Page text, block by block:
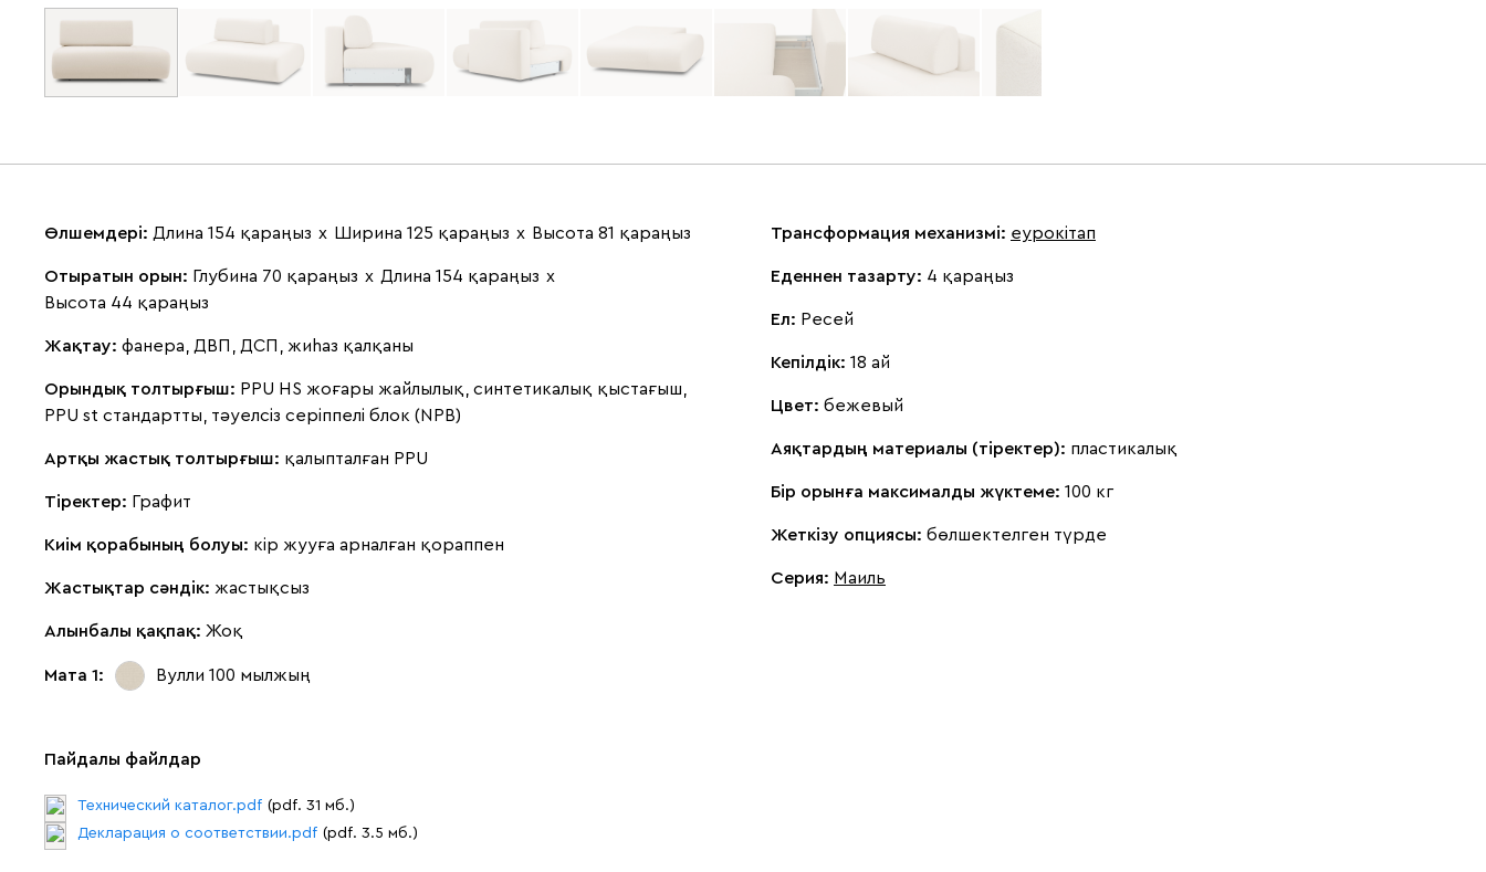
Өлшемдері: Длина 154 қараңыз х Ширина 125 қараңыз х Высота 81 қараңыз
Отыратын орын: Глубина 70 қараңыз х Длина 154 қараңыз х
Высота 44 қараңыз
Жақтау: фанера, ДВП, ДСП, жиһаз қалқаны
Орындық толтырғыш: PPU HS жоғары жайлылық, синтетикалық қыстағыш,
PPU st стандартты, тәуелсіз серіппелі блок (NPB)
Артқы жастық толтырғыш: қалыпталған PPU
Тіректер: Графит
Киім қорабының болуы: кір жууға арналған қораппен
Жастықтар сәндік: жастықсыз
Алынбалы қақпақ: Жоқ
Мата 1: Вулли 100 мылжың
Трансформация механизмі: еурокітап
Еденнен тазарту: 4 қараңыз
Ел: Ресей
Кепілдік: 18 ай
Цвет: бежевый
Аяқтардың материалы (тіректер): пластикалық
Бір орынға максималды жүктеме: 100 кг
Жеткізу опциясы: бөлшектелген түрде
Серия: Маиль
Пайдалы файлдар
Технический каталог.pdf (pdf. 31 мб.)
Декларация о соответствии.pdf (pdf. 3.5 мб.)